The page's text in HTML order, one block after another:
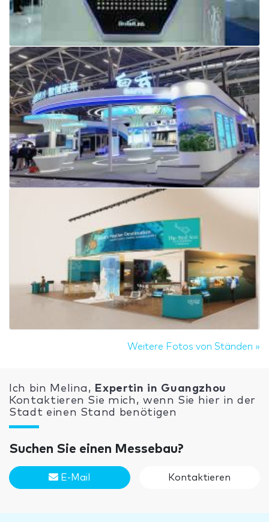
Weitere Fotos von Ständen »
Ich bin Melina, Expertin in Guangzhou
Kontaktieren Sie mich, wenn Sie hier in der
Stadt einen Stand benötigen
Suchen Sie einen Messebau?
E-Mail Kontaktieren